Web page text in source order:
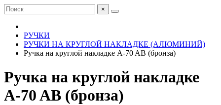
×
РУЧКИ
РУЧКИ НА КРУГЛОЙ НАКЛАДКЕ (АЛЮМИНИЙ)
Ручка на круглой накладке A-70 AB (бронза)
Ручка на круглой накладке
A-70 AB (бронза)